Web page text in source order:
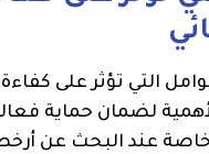
التي تؤثر على
الأهمية لضمان حماية
عند البحث عن